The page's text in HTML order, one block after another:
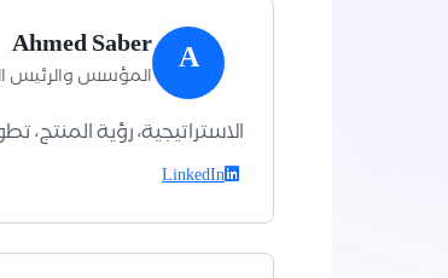
A
Ahmed Saber
المؤسس والرئيس
الاستراتيجية، رؤية المنتج،
LinkedIn